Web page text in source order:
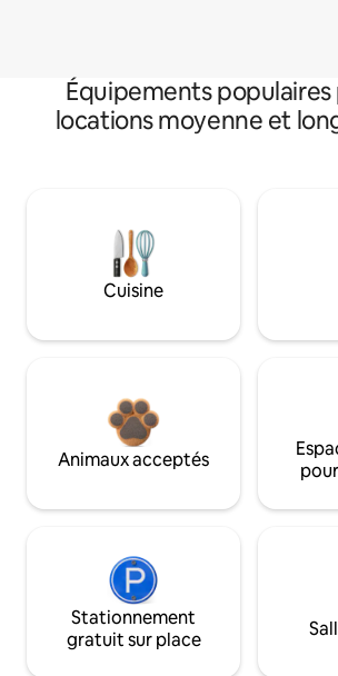
Équipements populaires
locations moyenne et
Cuisine
Animaux acceptés
Stationnement
gratuit sur place